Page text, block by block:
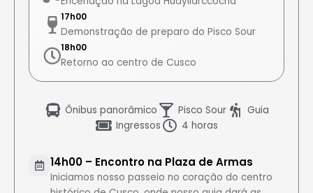
17h00
Demonstração de preparo do Pisco Sour
18h00
Retorno ao centro de Cusco
Ônibus panorâmico Pisco Sour
Guia
Ingressos
4 horas
14h00 – Encontro na Plaza de Armas
Iniciamos nosso passeio no coração do centro